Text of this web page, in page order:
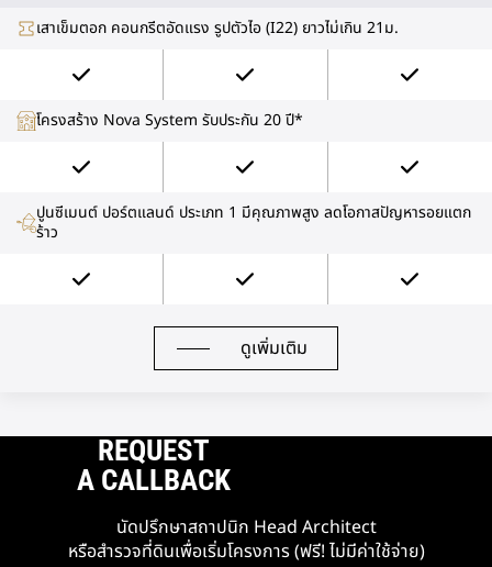
เสาเข็มตอก คอนกรีตอัดแรง รูปตัวไอ (I22) ยาวไม่เกิน 21ม.
โครงสร้าง Nova System รับประกัน 20 ปี*
ปูนซีเมนต์ ปอร์ตแลนด์ ประเภท 1 มีคุณภาพสูง ลดโอกาสปัญหารอยแตก
ร้าว
ดูเพิ่มเติม
REQUEST
A CALLBACK
นัดปรึกษาสถาปนิก Head Architect
หรือสำรวจที่ดินเพื่อเริ่มโครงการ (ฟรี! ไม่มีค่าใช้จ่าย)